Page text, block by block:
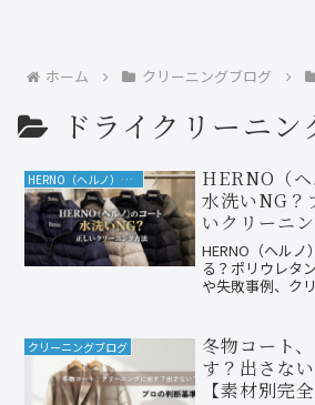
ホーム クリーニングブログ
ドライクリーニン
HERNO（ヘルノ）クリーニング
HERNO（
水洗いNG？
いクリーニ
HERNO（ヘルノ
る？ポリウレタ
や失敗事例、ク
応方法を北九州
クリーニングブログ
冬物コート
す？出さな
【素材別完